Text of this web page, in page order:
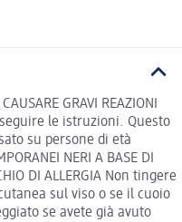
GRAVI REAZIONI
seguire le istruzioni. Questo
su persone di età
NERI A BASE DI
DI ALLERGIA Non tingere
sul viso o se il cuoio
se avete già avuto